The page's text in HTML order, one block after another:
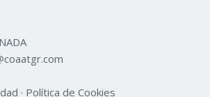
· Política de Cookies